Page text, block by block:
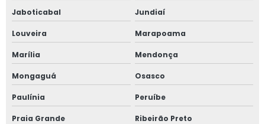
Jaboticabal Jundiaí
Louveira Marapoama
Marília Mendonça
Mongaguá Osasco
Paulínia Peruíbe
Praia Grande Ribeirão Preto